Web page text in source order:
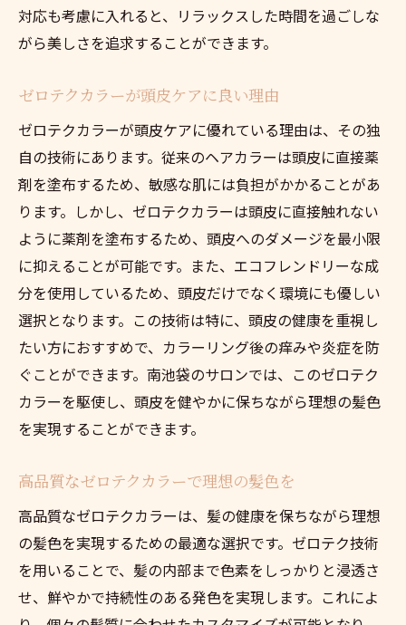
発見
南池袋でエコな美容体験を
力
環境に配慮した南池袋の美容文化
ゼロテクカラーが育む南池袋のエコ意識
南池袋でエコフレンドリーなゼロテクカラ
ー体験
自然と調和する南池袋の美容シーン
対応も考慮に入れると、リラックスした時間を過ごしな
がら美しさを追求することができます。
ゼロテクカラーが頭皮ケアに良い理由
ゼロテクカラーが頭皮ケアに優れている理由は、その独
自の技術にあります。従来のヘアカラーは頭皮に直接薬
剤を塗布するため、敏感な肌には負担がかかることがあ
ります。しかし、ゼロテクカラーは頭皮に直接触れない
ように薬剤を塗布するため、頭皮へのダメージを最小限
に抑えることが可能です。また、エコフレンドリーな成
分を使用しているため、頭皮だけでなく環境にも優しい
選択となります。この技術は特に、頭皮の健康を重視し
たい方におすすめで、カラーリング後の痒みや炎症を防
ぐことができます。南池袋のサロンでは、このゼロテク
カラーを駆使し、頭皮を健やかに保ちながら理想の髪色
を実現することができます。
高品質なゼロテクカラーで理想の髪色を
高品質なゼロテクカラーは、髪の健康を保ちながら理想
の髪色を実現するための最適な選択です。ゼロテク技術
を用いることで、髪の内部まで色素をしっかりと浸透さ
せ、鮮やかで持続性のある発色を実現します。これによ